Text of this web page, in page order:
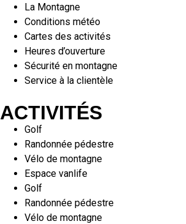
La Montagne
Conditions météo
Cartes des activités
Heures d’ouverture
Sécurité en montagne
Service à la clientèle
ACTIVITÉS
Golf
Randonnée pédestre
Vélo de montagne
Espace vanlife
Golf
Randonnée pédestre
Vélo de montagne